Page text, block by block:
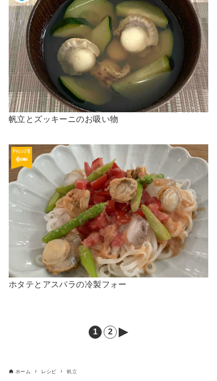
帆立とズッキーニのお吸い物
ホタテとアスパラの冷製フォー
1 2
ホーム レシピ 帆立